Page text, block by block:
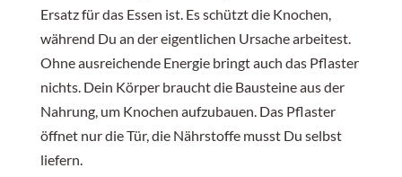
Östradiol-Pflaster:
Anwendung: kontinuierlich tragen (immer auf der
Haut)
Ersatz für das Essen ist. Es schützt die Knochen,
während Du an der eigentlichen Ursache arbeitest.
Ohne ausreichende Energie bringt auch das Pflaster
nichts. Dein Körper braucht die Bausteine aus der
Nahrung, um Knochen aufzubauen. Das Pflaster
öffnet nur die Tür, die Nährstoffe musst Du selbst
liefern.